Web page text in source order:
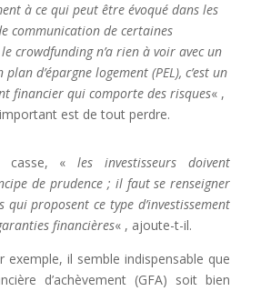
à ce qui peut être évoqué dans les
communication de certaines
crowdfunding n’a rien à voir avec un
d’épargne logement (PEL), c’est un
financier qui comporte des risques« ,
est de tout perdre.
casse, «les investisseurs doivent
de prudence ; il faut se renseigner
qui proposent ce type d’investissement
financières« , ajoute-t-il.
exemple, il semble indispensable que
d’achèvement (GFA) soit bien